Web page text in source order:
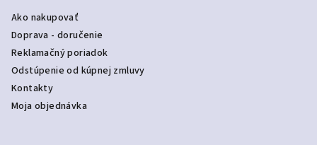
Ako nakupovať
Doprava - doručenie
Reklamačný poriadok
Odstúpenie od kúpnej zmluvy
Kontakty
Moja objednávka